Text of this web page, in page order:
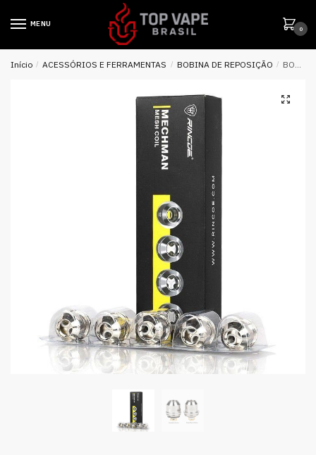
MENU
0
Início / ACESSÓRIOS E FERRAMENTAS / BOBINA DE REPOSIÇÃO / BOBINA MECHMAN MESH COIL – RINCOE